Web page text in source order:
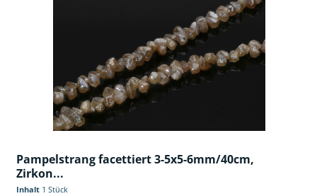
Pampelstrang facettiert 3-5x5-6mm/40cm,
Zirkon...
Inhalt 1 Stück